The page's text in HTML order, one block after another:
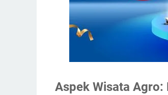
Aspek Wisata Agro: